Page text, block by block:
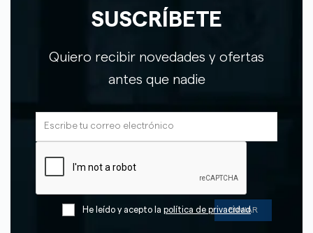
SUSCRÍBETE
Quiero recibir novedades y ofertas
antes que nadie
He leído y acepto la política de privacidad